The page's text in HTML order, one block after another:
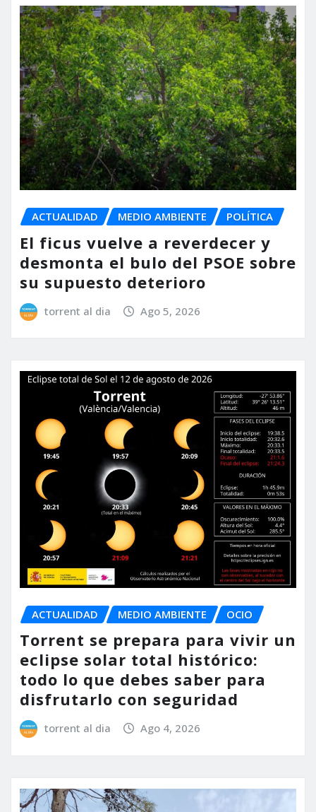
ACTUALIDAD MEDIO AMBIENTE POLÍTICA
El ficus vuelve a reverdecer y
desmonta el bulo del PSOE sobre
su supuesto deterioro
torrent al dia Ago 5, 2026
ACTUALIDAD MEDIO AMBIENTE OCIO
Torrent se prepara para vivir un
eclipse solar total histórico:
todo lo que debes saber para
disfrutarlo con seguridad
torrent al dia Ago 4, 2026